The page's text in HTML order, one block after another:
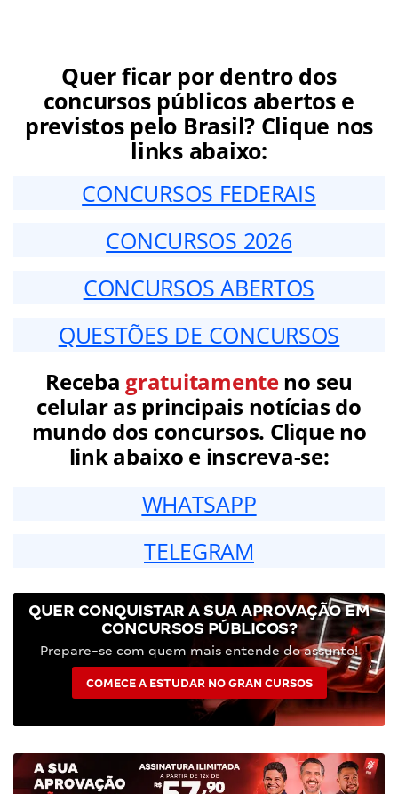
Quer ficar por dentro dos
concursos públicos abertos e
previstos pelo Brasil? Clique nos
links abaixo:
CONCURSOS FEDERAIS
CONCURSOS 2026
CONCURSOS ABERTOS
QUESTÕES DE CONCURSOS
Receba gratuitamenteno seu
celular as principais notícias do
mundo dos concursos. Clique no
link abaixo e inscreva-se:
WHATSAPP
TELEGRAM
QUER CONQUISTAR A SUA APROVAÇÃO EM
CONCURSOS PÚBLICOS?
Prepare-se com quem mais entende do assunto!
COMECE A ESTUDAR NO GRAN CURSOS